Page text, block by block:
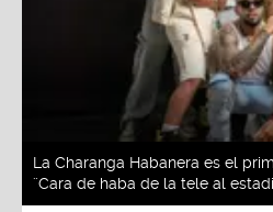
La Charanga Habanera es el
¨Cara de haba de la tele al